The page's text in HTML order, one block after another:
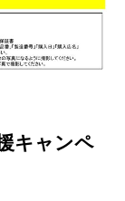
キャンペ